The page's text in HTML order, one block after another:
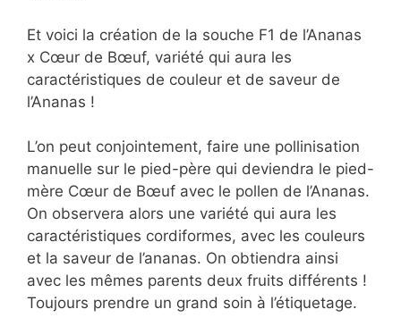
Et voici la création de la souche F1 de l’Ananas
x Cœur de Bœuf, variété qui aura les
caractéristiques de couleur et de saveur de
l’Ananas !
L’on peut conjointement, faire une pollinisation
manuelle sur le pied-père qui deviendra le pied-
mère Cœur de Bœuf avec le pollen de l’Ananas.
On observera alors une variété qui aura les
caractéristiques cordiformes, avec les couleurs
et la saveur de l’ananas. On obtiendra ainsi
avec les mêmes parents deux fruits différents !
Toujours prendre un grand soin à l’étiquetage.